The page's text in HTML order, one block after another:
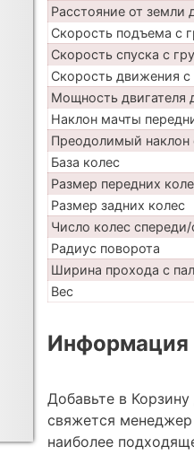
Расстояние от земли
Скорость подъема с
Скорость спуска с
Скорость движения с
Мощность двигателя
Наклон мачты
Преодолимый наклон
База колес
Размер передних
Размер задних колес
Число колес спереди/
Радиус поворота
Ширина прохода с
Вес
Информация
Добавьте в
свяжется
наиболее